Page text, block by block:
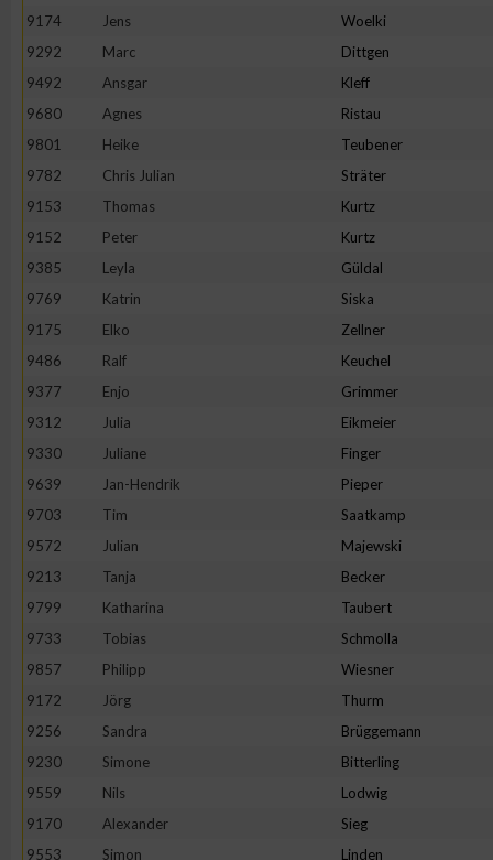
9174
Jens
Woelki
9292
Marc
Dittgen
9492
Ansgar
Kleff
9680
Agnes
Ristau
9801
Heike
Teubener
9782
Chris Julian
Sträter
9153
Thomas
Kurtz
9152
Peter
Kurtz
9385
Leyla
Güldal
9769
Katrin
Siska
9175
Elko
Zellner
9486
Ralf
Keuchel
9377
Enjo
Grimmer
9312
Julia
Eikmeier
9330
Juliane
Finger
9639
Jan-Hendrik
Pieper
9703
Tim
Saatkamp
9572
Julian
Majewski
9213
Tanja
Becker
9799
Katharina
Taubert
9733
Tobias
Schmolla
9857
Philipp
Wiesner
9172
Jörg
Thurm
9256
Sandra
Brüggemann
9230
Simone
Bitterling
9559
Nils
Lodwig
9170
Alexander
Sieg
9553
Simon Linden
Messung der Werbeleistung
Messung der Performance von Inhalten
Analyse von Zielgruppen durch Statistiken oder
verschiedenen Quellen
Verwendung reduzierter Daten zur Auswahl von Inhalten
Verwendung genauer Standortdaten
Geräte anhand von aktiv angeforderten Informationen
Notwendig
Performance
Werbung